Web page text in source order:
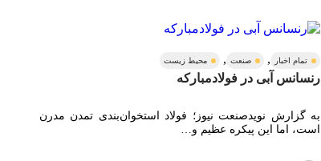
تمام اخبار , صنعت , محیط زیست
رنسانس آبی در فولادمبارکه
به گزارش نویدصنعت نیوز؛ فولاد استخوان‌بندی تمدن مدرن
است، اما این پیکره عظیم و…